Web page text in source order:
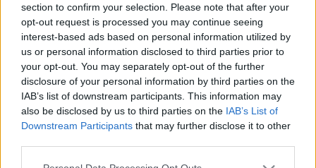
section to confirm your selection. Please note that after your
opt-out request is processed you may continue seeing
interest-based ads based on personal information utilized by
us or personal information disclosed to third parties prior to
your opt-out. You may separately opt-out of the further
disclosure of your personal information by third parties on the
IAB’s list of downstream participants. This information may
also be disclosed by us to third parties on the IAB’s List of
Downstream Participants that may further disclose it to other
Please note that this website/app uses one or more Google
#allergia #influenza#cukorbetegség
#orvosmeteorológia#vérnyomás #stroke#rákbetegség
#pajzsmirigy#reflux#ekcéma#herpesz
Regisztráció
Ultrahang
Ultrahang